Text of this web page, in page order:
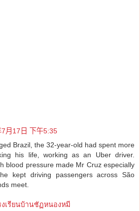
月17日 下午5:35
Brazil, the 32-year-old had spent more
his life, working as an Uber driver.
blood pressure made Mr Cruz especially
kept driving passengers across São
meet.
งเรียนบ้านชัฏหนองหมี